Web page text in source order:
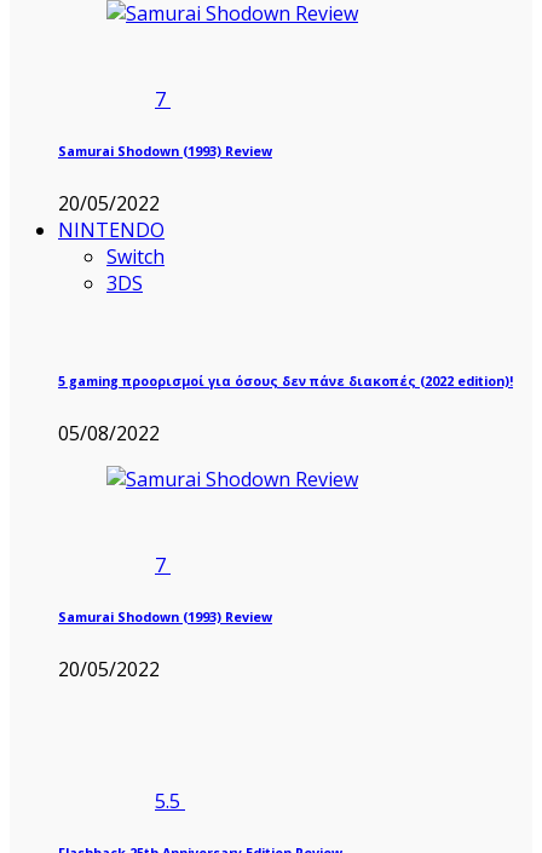
7
Samurai Shodown (1993) Review
20/05/2022
NINTENDO
Switch
3DS
5 gaming προορισμοί για όσους δεν πάνε διακοπές (2022 edition)!
05/08/2022
7
Samurai Shodown (1993) Review
20/05/2022
5.5